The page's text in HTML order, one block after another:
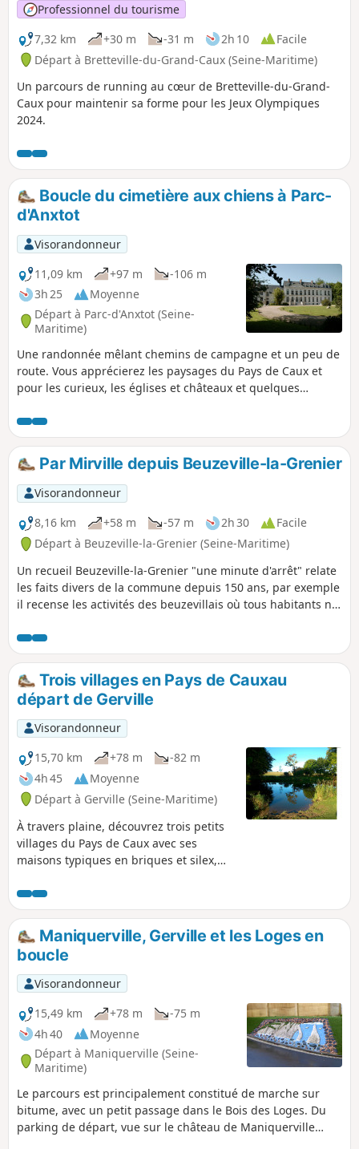
Professionnel du tourisme
7,32 km
+30 m -31 m 2h 10
Facile
Départ à Bretteville-du-Grand-Caux (Seine-Maritime)
Un parcours de running au cœur de Bretteville-du-Grand-
Caux pour maintenir sa forme pour les Jeux Olympiques
2024.
Boucle du cimetière aux chiens à Parc-
d'Anxtot
Visorandonneur
11,09 km
+97 m
-106 m
3h 25
Moyenne
Départ à Parc-d'Anxtot (Seine-
Maritime)
Une randonnée mêlant chemins de campagne et un peu de
route. Vous apprécierez les paysages du Pays de Caux et
pour les curieux, les églises et châteaux et quelques
pourrez faire une halte au bar de Gommerville... et enfin,
curiosité atypique de ce parcours : le cimetière aux chiens.
Par Mirville depuis Beuzeville-la-Grenier
Visorandonneur
8,16 km
+58 m -57 m 2h 30
Facile
Départ à Beuzeville-la-Grenier (Seine-Maritime)
Un recueil Beuzeville-la-Grenier "une minute d'arrêt" relate
les faits divers de la commune depuis 150 ans, par exemple
il recense les activités des beuzevillais où tous habitants ne
tisseurs, il y avait un métier à tisser dans presque toutes les
maisons.
Trois villages en Pays de Cauxau
départ de Gerville
Visorandonneur
15,70 km
+78 m
-82 m
4h 45
Moyenne
Départ à Gerville (Seine-Maritime)
À travers plaine, découvrez trois petits
villages du Pays de Caux avec ses
maisons typiques en briques et silex,
Maniquerville, Gerville et les Loges en
boucle
Visorandonneur
15,49 km
+78 m
-75 m
4h 40
Moyenne
Départ à Maniquerville (Seine-
Maritime)
Le parcours est principalement constitué de marche sur
bitume, avec un petit passage dans le Bois des Loges. Du
parking de départ, vue sur le château de Maniquerville